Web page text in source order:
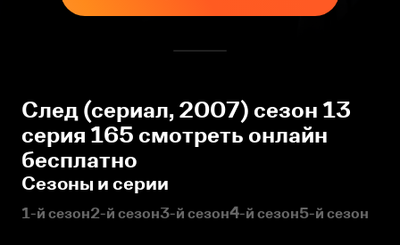
След (сериал, 2007) сезон 13
серия 165 смотреть онлайн
бесплатно
Сезоны и серии
1-й сезон2-й сезон3-й сезон4-й сезон5-й сезон